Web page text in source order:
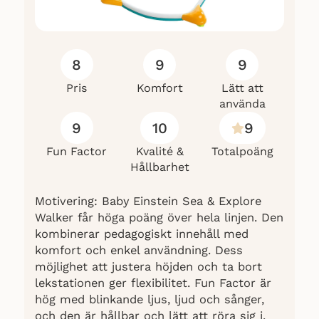
8
Pris
9
Komfort
9
Lätt att
använda
9
Fun Factor
10
Kvalité &
Hållbarhet
9
Totalpoäng
Motivering: Baby Einstein Sea & Explore
Walker får höga poäng över hela linjen. Den
kombinerar pedagogiskt innehåll med
komfort och enkel användning. Dess
möjlighet att justera höjden och ta bort
lekstationen ger flexibilitet. Fun Factor är
hög med blinkande ljus, ljud och sånger,
och den är hållbar och lätt att röra sig i.